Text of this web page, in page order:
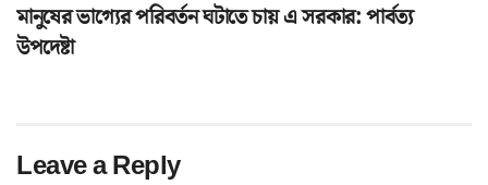
মানুষের ভাগ্যের পরিবর্তন ঘটাতে চায় এ সরকার: পার্বত্য
উপদেষ্টা
Leave a Reply